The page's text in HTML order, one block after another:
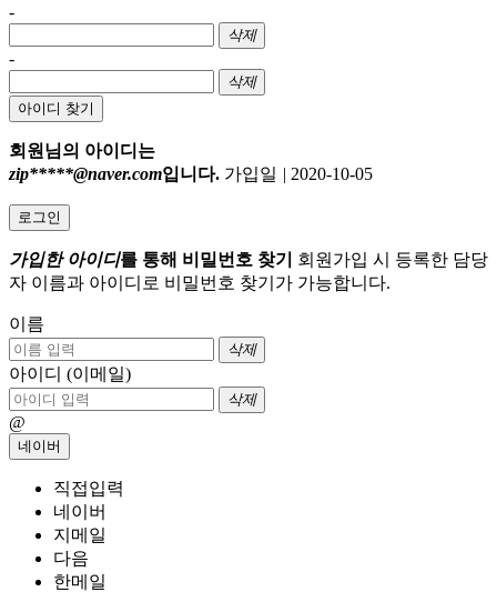
-
삭제
-
삭제
아이디 찾기
회원님의 아이디는
zip*****@naver.com입니다. 가입일 | 2020-10-05
로그인
가입한 아이디를 통해 비밀번호 찾기
회원가입 시 등록한 담당
자 이름과 아이디로 비밀번호 찾기가 가능합니다.
이름
삭제
아이디 (이메일)
삭제
@
네이버
직접입력
네이버
지메일
다음
한메일